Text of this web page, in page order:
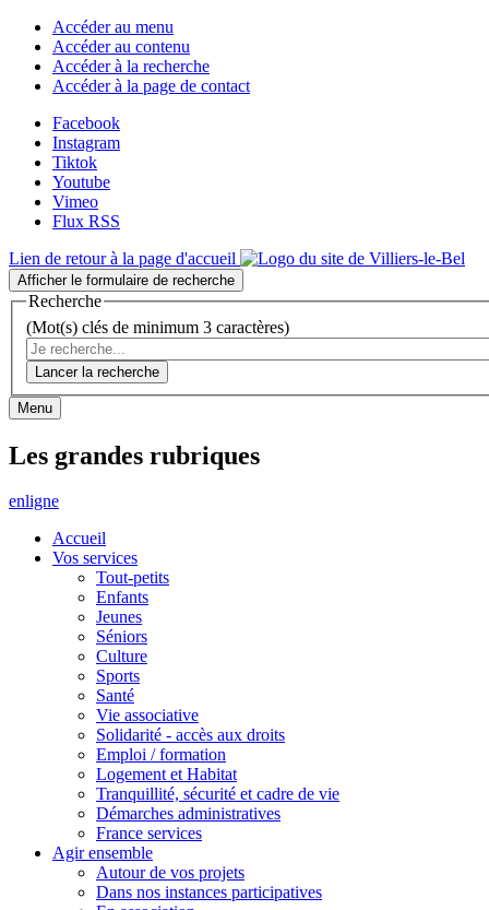
Accéder au menu
Accéder au contenu
Accéder à la recherche
Accéder à la page de contact
Facebook
Instagram
Tiktok
Youtube
Vimeo
Flux RSS
Lien de retour à la page d'accueil
Afficher le formulaire de recherche
Recherche
(Mot(s) clés de minimum 3 caractères)
Lancer la recherche
Menu
Les grandes rubriques
enligne
Accueil
Vos services
Tout-petits
Enfants
Jeunes
Séniors
Culture
Sports
Santé
Vie associative
Solidarité - accès aux droits
Emploi / formation
Logement et Habitat
Tranquillité, sécurité et cadre de vie
Démarches administratives
France services
Agir ensemble
Autour de vos projets
Dans nos instances participatives